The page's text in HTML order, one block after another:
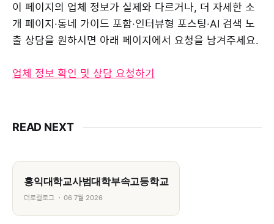
이 페이지의 업체 정보가 실제와 다르거나, 더 자세한 소
개 페이지·동네 가이드 포함·인터뷰형 포스팅·AI 검색 노
출 상담을 원하시면 아래 페이지에서 요청을 남겨주세요.
업체 정보 확인 및 상담 요청하기
READ NEXT
홍익대학교사범대학부속고등학교
더로컬로그 06 7월 2026